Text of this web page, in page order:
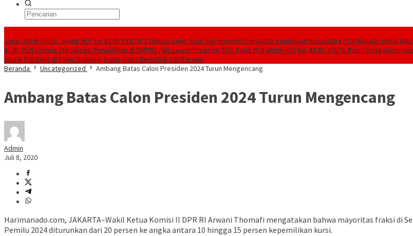
Jaga Listrik Andal Jelang HUT ke-81 RI, PLN UP3 Tahuna Gelar Apel dan Inspeksi Peralatan Kepulauan Nusa Utara PLN Manado Minta
81 RI, PLN Dorong Digitalisasi Pendidikan di SMPN1 Palu Lewat Program TJSLKado PLN untuk HUT ke- 81 RI, 100 % Rasio Desa
Listrik Perdana di Pulau Dudepo, Rasio Desa Berlistrik 100 Persen
Beranda
Uncategorized Ambang Batas Calon Presiden 2024 Turun Mengencang
Ambang Batas Calon Presiden 2024 Turun Mengencang
Admin
Juli 8, 2020
Harimanado.com, JAKARTA–Wakil Ketua Komisi II DPR RI Arwani Thomafi mengatakan bahwa mayoritas fraksi di
Pemilu 2024 diturunkan dari 20 persen ke angka antara 10 hingga 15 persen kepemilikan kursi.